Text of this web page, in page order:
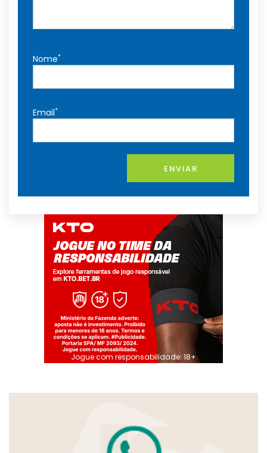
Nome*
Email*
ENVIAR
Jogue com responsabilidade. 18+